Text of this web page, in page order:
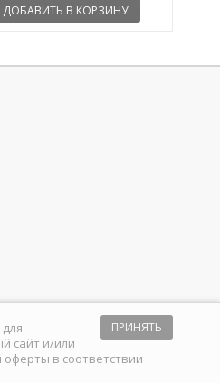
ДОБАВИТЬ В КОРЗИНУ
ПРИНЯТЬ
сайт и/или
оферты в соответствии